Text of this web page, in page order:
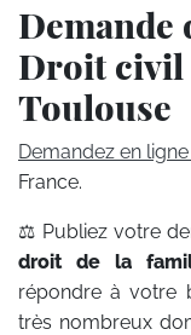
Demande
Droit
Toulouse
Demandez en
France.
⚖️ Publiez votre
droit de la
répondre à votre
très nombreux